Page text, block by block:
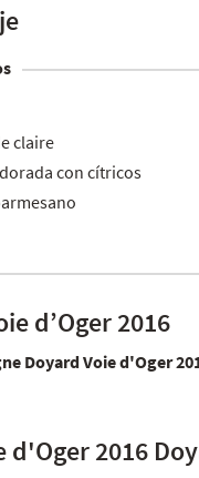
claire
con cítricos
d’Oger 2016
Doyard Voie d'Oger
d'Oger 2016